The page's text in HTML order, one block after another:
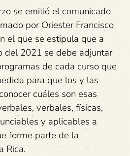
se emitió el comunicado
por Oriester Francisco
el que se estipula que a
del 2021 se debe adjuntar
de cada curso que
para que los y las
cuáles son esas
verbales, físicas,
y aplicables a
forme parte de la
Rica.